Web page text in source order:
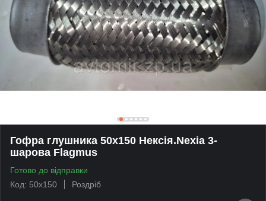
Гофра глушника 50х150 Нексія.Nexia 3-
шарова Flagmus
Готово до відправки
Код: 50х150
Роздріб